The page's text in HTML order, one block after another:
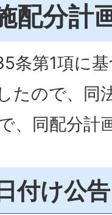
配分計
条第1項に
たので、同
、同配分計
付け公告